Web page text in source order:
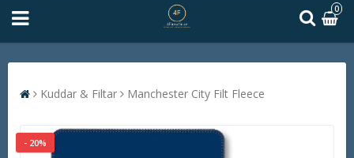
0
Kuddar & Filtar Manchester City Filt Fleece
- 20%